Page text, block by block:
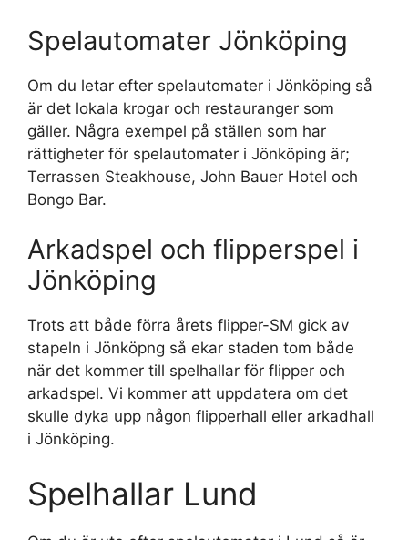
Spelautomater Jönköping
Om du letar efter spelautomater i Jönköping så
är det lokala krogar och restauranger som
gäller. Några exempel på ställen som har
rättigheter för spelautomater i Jönköping är;
Terrassen Steakhouse, John Bauer Hotel och
Bongo Bar.
Arkadspel och flipperspel i
Jönköping
Trots att både förra årets flipper-SM gick av
stapeln i Jönköpng så ekar staden tom både
när det kommer till spelhallar för flipper och
arkadspel. Vi kommer att uppdatera om det
skulle dyka upp någon flipperhall eller arkadhall
i Jönköping.
Spelhallar Lund